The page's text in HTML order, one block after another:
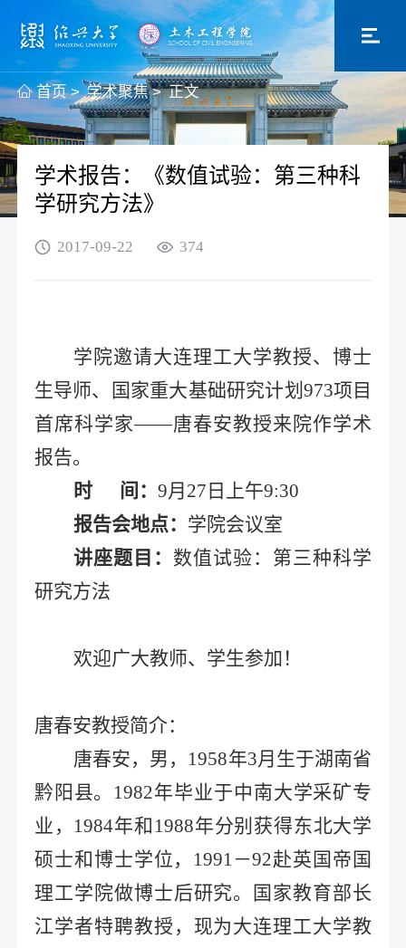
首页 > 学术聚焦 > 正文
学术报告：《数值试验：第三种科
学研究方法》
2017-09-22 374
学院邀请大连理工大学教授、博士
生导师、国家重大基础研究计划 973项目
首席科学家——唐春安教授来院作学术
报告。
时
间： 9月 27 日上午9:30
报告会地点： 学院会议室
讲座题目： 数值试验：第三种科学
研究方法
欢迎广大教师、学生参加！
唐春安教授简介：
唐春安，男， 1958年3月生于湖南省
黔阳县。 1982年毕业于中南大学采矿专
业， 1984年和 1988年分别获得东北大学
硕士和博士学位， 1991－92赴英国帝国
理工学院做博士后研究。国家教育部长
江学者特聘教授，现为大连理工大学教